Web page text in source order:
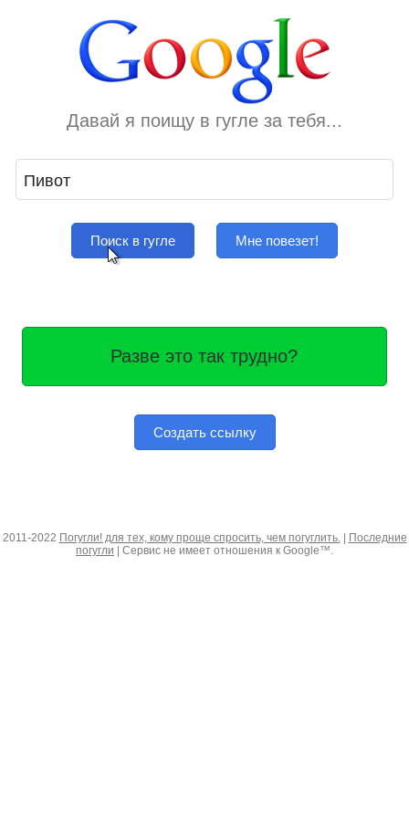
Давай я поищу в гугле за тебя...
Поиск в гугле Мне повезет!
Разве это так трудно?
Создать ссылку
2011-2022 Погугли! для тех, кому проще спросить, чем погуглить.|
Последние
погугли | Сервис не имеет отношения к Google™.